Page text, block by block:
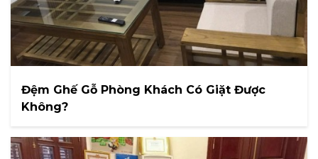
Đệm Ghế Gỗ Phòng Khách Có Giặt Được
Không?